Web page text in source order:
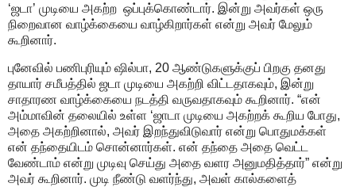
‘ஜடா’ முடியை அகற்ற ஒப்புக்கொண்டார். இன்று அவர்கள் ஒரு
நிறைவான வாழ்க்கையை வாழ்கிறார்கள் என்று அவர் மேலும்
கூறினார்.
புனேவில் பணிபுரியும் ஷில்பா, 20 ஆண்டுகளுக்குப் பிறகு தனது
தாயார் சமீபத்தில் ஜடா முடியை அகற்றி விட்டதாகவும், இன்று
சாதாரண வாழ்க்கையை நடத்தி வருவதாகவும் கூறினார். “என்
அம்மாவின் தலையில் உள்ள ‘ஜாடா முடியை அகற்றக் கூறிய போது,
அதை அகற்றினால், அவர் இறந்துவிடுவார் என்று பொதுமக்கள்
என் தந்தையிடம் சொன்னார்கள். என் தந்தை அதை வெட்ட
வேண்டாம் என்று முடிவு செய்து அதை வளர அனுமதித்தார்” என்று
அவர் கூறினார். முடி நீண்டு வளர்ந்து, அவள் கால்களைத்